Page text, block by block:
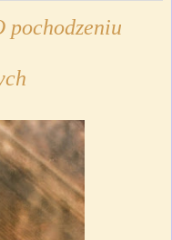
pochodzeniu